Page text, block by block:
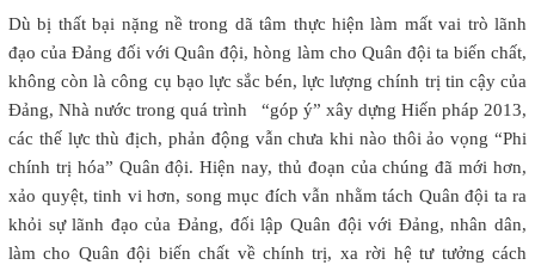
Dù bị thất bại nặng nề trong dã tâm thực hiện làm mất vai trò lãnh
đạo của Đảng đối với Quân đội, hòng làm cho Quân đội ta biến chất,
không còn là công cụ bạo lực sắc bén, lực lượng chính trị tin cậy của
Đảng, Nhà nước trong quá trình “góp ý” xây dựng Hiến pháp 2013,
các thế lực thù địch, phản động vẫn chưa khi nào thôi ảo vọng “Phi
chính trị hóa” Quân đội. Hiện nay, thủ đoạn của chúng đã mới hơn,
xảo quyệt, tinh vi hơn, song mục đích vẫn nhằm tách Quân đội ta ra
khỏi sự lãnh đạo của Đảng, đối lập Quân đội với Đảng, nhân dân,
làm cho Quân đội biến chất về chính trị, xa rời hệ tư tưởng cách